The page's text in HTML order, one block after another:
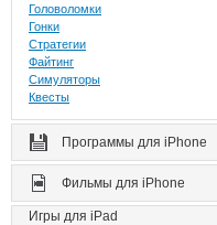
Головоломки
Гонки
Стратегии
Файтинг
Симуляторы
Квесты
Программы для iPhone
Фильмы для iPhone
Игры для iPad